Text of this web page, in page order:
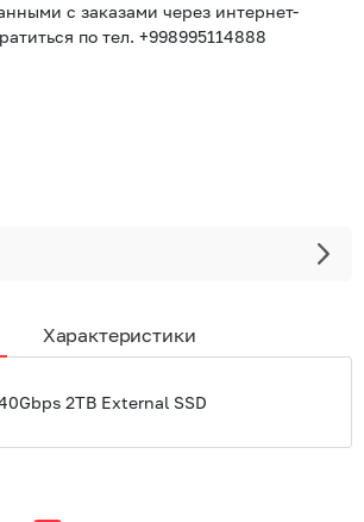
с заказами через интернет-
по тел. +998995114888
Характеристики
2TB External SSD